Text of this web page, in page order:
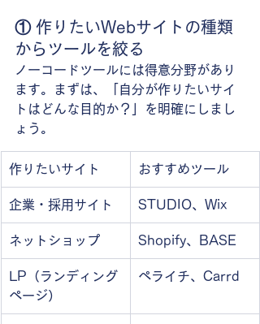
① 作りたいWebサイトの種類
からツールを絞る
ノーコードツールには得意分野があり
ます。まずは、「自分が作りたいサイ
トはどんな目的か？」を明確にしまし
ょう。
作りたいサイト おすすめツール
企業・採用サイト STUDIO、Wix
ネットショップ Shopify、BASE
LP（ランディング
ページ）
ペライチ、Carrd